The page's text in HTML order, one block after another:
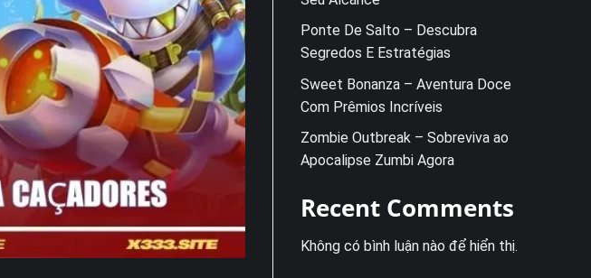
Ponte De Salto – Descubra
Segredos E Estratégias
Sweet Bonanza – Aventura Doce
Com Prêmios Incríveis
Zombie Outbreak – Sobreviva ao
Apocalipse Zumbi Agora
Recent Comments
Không có bình luận nào để hiển thị.